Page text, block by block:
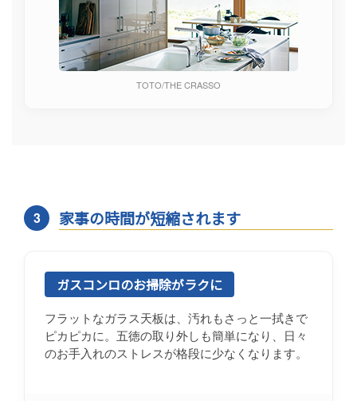
TOTO/THE CRASSO
3 家事の時間が短縮されます
ガスコンロのお掃除がラクに
フラットなガラス天板は、汚れもさっと一拭きで
ピカピカに。五徳の取り外しも簡単になり、日々
のお手入れのストレスが格段に少なくなります。